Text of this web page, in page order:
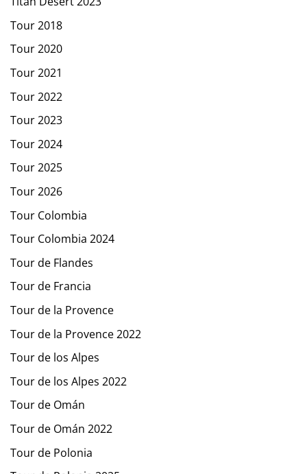
Tour 2018
Tour 2020
Tour 2021
Tour 2022
Tour 2023
Tour 2024
Tour 2025
Tour 2026
Tour Colombia
Tour Colombia 2024
Tour de Flandes
Tour de Francia
Tour de la Provence
Tour de la Provence 2022
Tour de los Alpes
Tour de los Alpes 2022
Tour de Omán
Tour de Omán 2022
Tour de Polonia